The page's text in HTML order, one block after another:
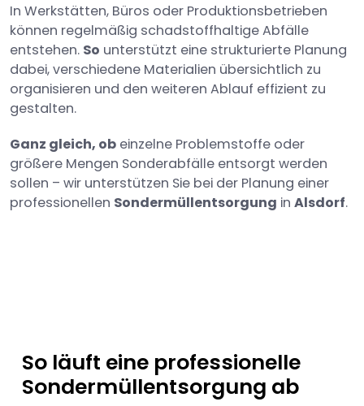
In Werkstätten, Büros oder Produktionsbetrieben
können regelmäßig schadstoffhaltige Abfälle
entstehen. So unterstützt eine strukturierte Planung
dabei, verschiedene Materialien übersichtlich zu
organisieren und den weiteren Ablauf effizient zu
gestalten.
Ganz gleich, ob einzelne Problemstoffe oder
größere Mengen Sonderabfälle entsorgt werden
sollen – wir unterstützen Sie bei der Planung einer
professionellen Sondermüllentsorgung in Alsdorf.
So läuft eine professionelle
Sondermüllentsorgung ab